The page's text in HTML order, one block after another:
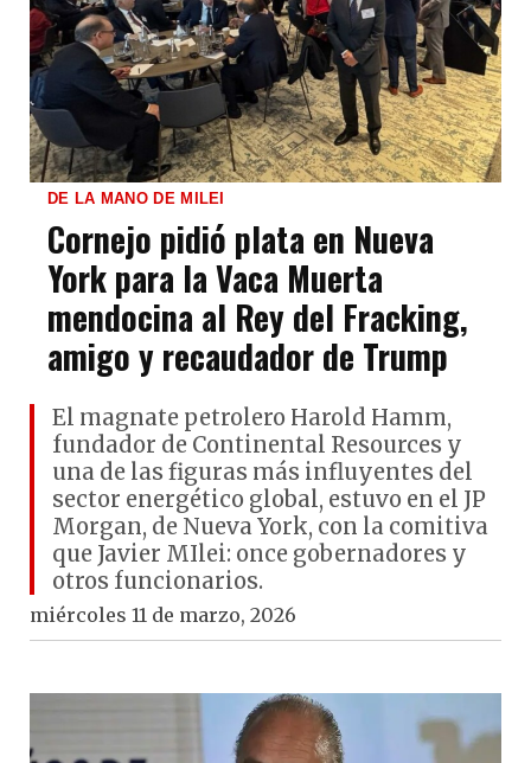
DE LA MANO DE MILEI
Cornejo pidió plata en Nueva
York para la Vaca Muerta
mendocina al Rey del Fracking,
amigo y recaudador de Trump
El magnate petrolero Harold Hamm,
fundador de Continental Resources y
una de las figuras más influyentes del
sector energético global, estuvo en el JP
Morgan, de Nueva York, con la comitiva
que Javier MIlei: once gobernadores y
otros funcionarios.
miércoles 11 de marzo, 2026